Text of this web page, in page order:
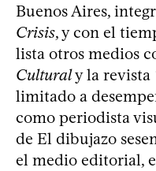
Buenos Aires,
Crisis, y con el
lista otros medios
Culturaly la revista
limitado a
como periodista
de El dibujazo
el medio editorial,